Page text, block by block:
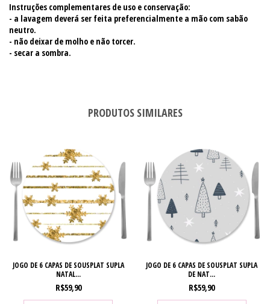
Instruções complementares de uso e conservação:
- a lavagem deverá ser feita preferencialmente a mão com sabão
neutro.
- não deixar de molho e não torcer.
- secar a sombra.
PRODUTOS SIMILARES
JOGO DE 6 CAPAS DE SOUSPLAT SUPLA
NATAL...
R$59,90
JOGO DE 6 CAPAS DE SOUSPLAT SUPLA
DE NAT...
R$59,90